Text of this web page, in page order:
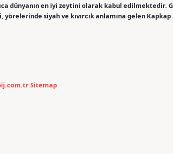
dünyanın en iyi zeytini olarak kabul edilmektedir.
siyah ve kıvırcık anlamına gelen Kapkap
Sitemap